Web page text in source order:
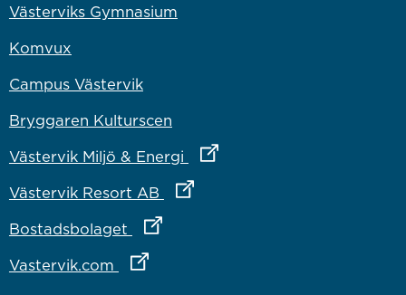
Västerviks Gymnasium
Komvux
Campus Västervik
Bryggaren Kulturscen
Västervik Miljö & Energi
Länk till annan webbplats
Västervik Resort AB Länk till annan webbplats
Bostadsbolaget Länk till annan webbplats
Vastervik.com Länk till annan webbplats